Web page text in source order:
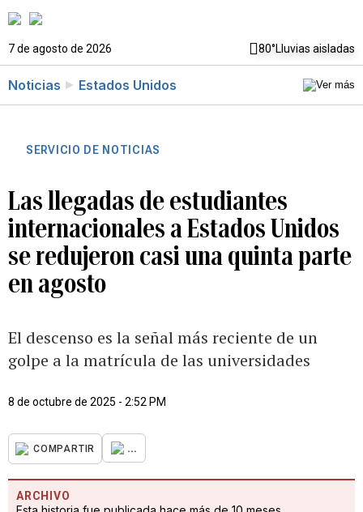
7 de agosto de 2026 80°Lluvias aisladas
Noticias Estados Unidos
SERVICIO DE NOTICIAS
Las llegadas de estudiantes
internacionales a Estados Unidos
se redujeron casi una quinta parte
en agosto
El descenso es la señal más reciente de un
golpe a la matrícula de las universidades
8 de octubre de 2025 - 2:52 PM
COMPARTIR ...
ARCHIVO